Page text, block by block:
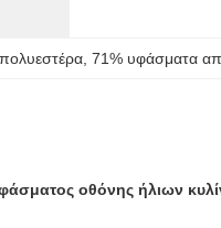
, 71% υφάσματα
οθόνης ήλιων